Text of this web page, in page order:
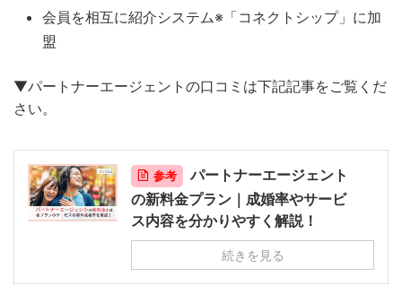
会員を相互に紹介システム※「コネクトシップ」に加
盟
▼パートナーエージェントの口コミは下記記事をご覧くだ
さい。
参考
パートナーエージェント
の新料金プラン｜成婚率やサービ
ス内容を分かりやすく解説！
続きを見る